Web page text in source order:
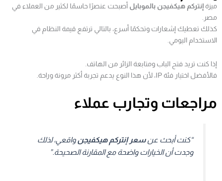
ميزةإنتركم هيكفيجن بالموبايل أصبحت عنصرًا حاسمًا لكثير من العملاء في
مصر.
كذلك تعطيك إشعارات وتحكمًا أسرع، بالتالي ترتفع قيمة النظام في
الاستخدام اليومي.
إذا كنت تريد فتح الباب ومتابعة الزائر من الهاتف.
فالأفضل اختيار فئة IP، لأن هذا النوع يدعم تجربة أكثر مرونة وراحة.
مراجعات وتجارب عملاء
“كنت أبحث عنسعر إنتركم هيكفيجنواقعي، لذلك
وجدت أن الخيارات واضحة مع المقارنة الصحيحة.”